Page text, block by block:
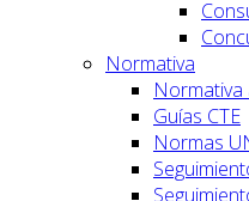
Normativa
Guías CTE
Normas